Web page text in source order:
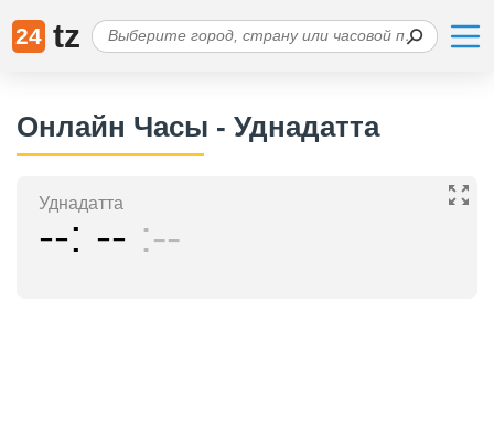
24 tz
Онлайн Часы - Уднадатта
Уднадатта
-- -- --